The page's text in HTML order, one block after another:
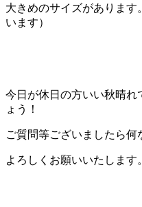
大きめのサイズがありま
います）
今日が休日の方いい秋晴れ
ょう！
ご質問等ございましたら何
よろしくお願いいたします。